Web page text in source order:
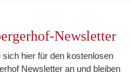
Newsletter
sich hier für den kostenlosen
Newsletter an und bleiben